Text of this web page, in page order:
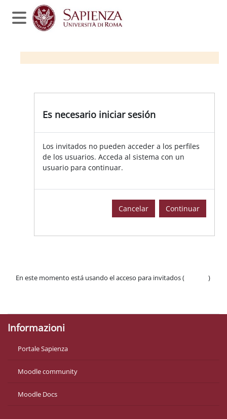
Salta al contenido principal
Panel lateral
Es necesario iniciar sesión
Los invitados no pueden acceder a los perfiles
de los usuarios. Acceda al sistema con un
usuario para continuar.
Cancelar Continuar
En este momento está usando el acceso para invitados (
)
Informazioni
Portale Sapienza
Moodle community
Moodle Docs